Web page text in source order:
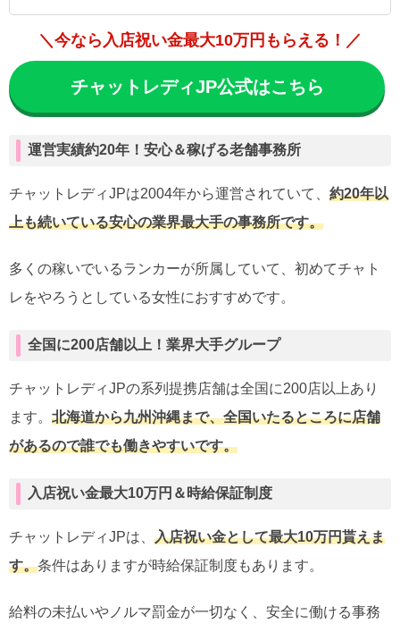
＼今なら入店祝い金最大10万円もらえる！／
チャットレディJP公式はこちら
運営実績約20年！安心＆稼げる老舗事務所
チャットレディJPは2004年から運営されていて、 約20年以
上も続いている安心の業界最大手の事務所です。
多くの稼いでいるランカーが所属していて、初めてチャト
レをやろうとしている女性におすすめです。
全国に200店舗以上！業界大手グループ
チャットレディJPの系列提携店舗は全国に200店以上あり
ます。 北海道から九州沖縄まで、全国いたるところに店舗
があるので誰でも働きやすいです。
入店祝い金最大10万円＆時給保証制度
チャットレディJPは、 入店祝い金として最大10万円貰えま
す。条件はありますが時給保証制度もあります。
給料の未払いやノルマ罰金が一切なく、安全に働ける事務